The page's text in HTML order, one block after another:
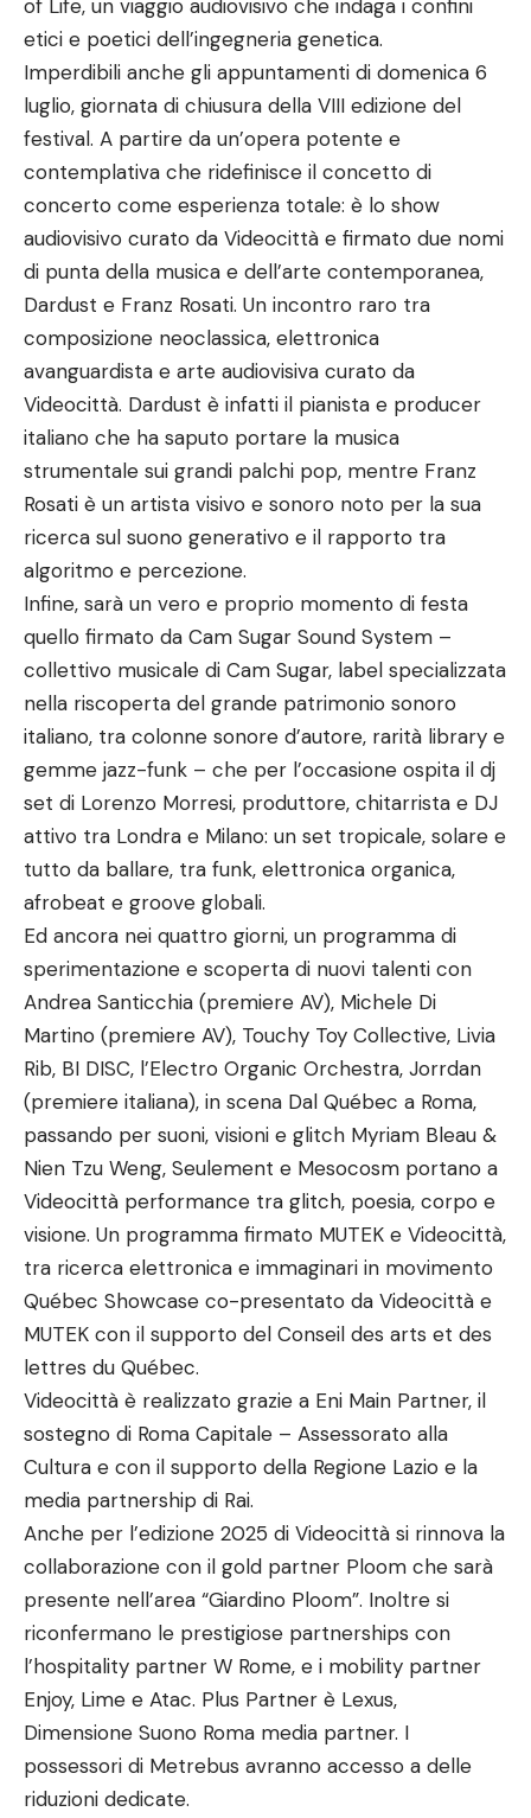
of Life, un viaggio audiovisivo che indaga i confini
etici e poetici dell’ingegneria genetica.
Imperdibili anche gli appuntamenti di domenica 6
luglio, giornata di chiusura della VIII edizione del
festival. A partire da un’opera potente e
contemplativa che ridefinisce il concetto di
concerto come esperienza totale: è lo show
audiovisivo curato da Videocittà e firmato due nomi
di punta della musica e dell’arte contemporanea,
Dardust e Franz Rosati. Un incontro raro tra
composizione neoclassica, elettronica
avanguardista e arte audiovisiva curato da
Videocittà. Dardust è infatti il pianista e producer
italiano che ha saputo portare la musica
strumentale sui grandi palchi pop, mentre Franz
Rosati è un artista visivo e sonoro noto per la sua
ricerca sul suono generativo e il rapporto tra
algoritmo e percezione.
Infine, sarà un vero e proprio momento di festa
quello firmato da Cam Sugar Sound System –
collettivo musicale di Cam Sugar, label specializzata
nella riscoperta del grande patrimonio sonoro
italiano, tra colonne sonore d’autore, rarità library e
gemme jazz-funk – che per l’occasione ospita il dj
set di Lorenzo Morresi, produttore, chitarrista e DJ
attivo tra Londra e Milano: un set tropicale, solare e
tutto da ballare, tra funk, elettronica organica,
afrobeat e groove globali.
Ed ancora nei quattro giorni, un programma di
sperimentazione e scoperta di nuovi talenti con
Andrea Santicchia (premiere AV), Michele Di
Martino (premiere AV), Touchy Toy Collective, Livia
Rib, BI DISC, l’Electro Organic Orchestra, Jorrdan
(premiere italiana), in scena Dal Québec a Roma,
passando per suoni, visioni e glitch Myriam Bleau &
Nien Tzu Weng, Seulement e Mesocosm portano a
Videocittà performance tra glitch, poesia, corpo e
visione. Un programma firmato MUTEK e Videocittà,
tra ricerca elettronica e immaginari in movimento
Québec Showcase co-presentato da Videocittà e
MUTEK con il supporto del Conseil des arts et des
lettres du Québec.
Videocittà è realizzato grazie a Eni Main Partner, il
sostegno di Roma Capitale – Assessorato alla
Cultura e con il supporto della Regione Lazio e la
media partnership di Rai.
Anche per l’edizione 2025 di Videocittà si rinnova la
collaborazione con il gold partner Ploom che sarà
presente nell’area “Giardino Ploom”. Inoltre si
riconfermano le prestigiose partnerships con
l’hospitality partner W Rome, e i mobility partner
Enjoy, Lime e Atac. Plus Partner è Lexus,
Dimensione Suono Roma media partner. I
possessori di Metrebus avranno accesso a delle
riduzioni dedicate.